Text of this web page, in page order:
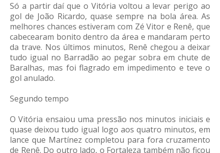
Só a partir daí que o Vitória voltou a levar perigo ao
gol de João Ricardo, quase sempre na bola área. As
melhores chances estiveram com Zé Vitor e Renê, que
cabecearam bonito dentro da área e mandaram perto
da trave. Nos últimos minutos, Renê chegou a deixar
tudo igual no Barradão ao pegar sobra em chute de
Baralhas, mas foi flagrado em impedimento e teve o
gol anulado.
Segundo tempo
O Vitória ensaiou uma pressão nos minutos iniciais e
quase deixou tudo igual logo aos quatro minutos, em
lance que Martínez completou para fora cruzamento
de Renê. Do outro lado, o Fortaleza também não ficou